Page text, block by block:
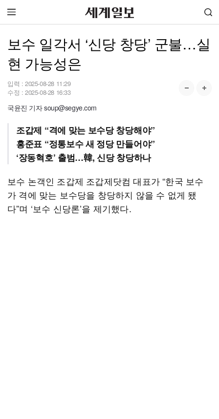
보수 일각서 ‘신당 창당’ 군불…실
현 가능성은
입력 : 2025-08-28 11:29
수정 : 2025-08-28 16:33
국윤진 기자 soup@segye.com
조갑제 “격에 맞는 보수당 창당해야”
홍준표 “정통보수 새 정당 만들어야”
‘장동혁호’ 출범…韓, 신당 창당하나
보수 논객인 조갑제 조갑제닷컴 대표가 “한국 보수
가 격에 맞는 보수당을 창당하지 않을 수 없게 됐
다”며 ‘보수 신당론’을 제기했다.